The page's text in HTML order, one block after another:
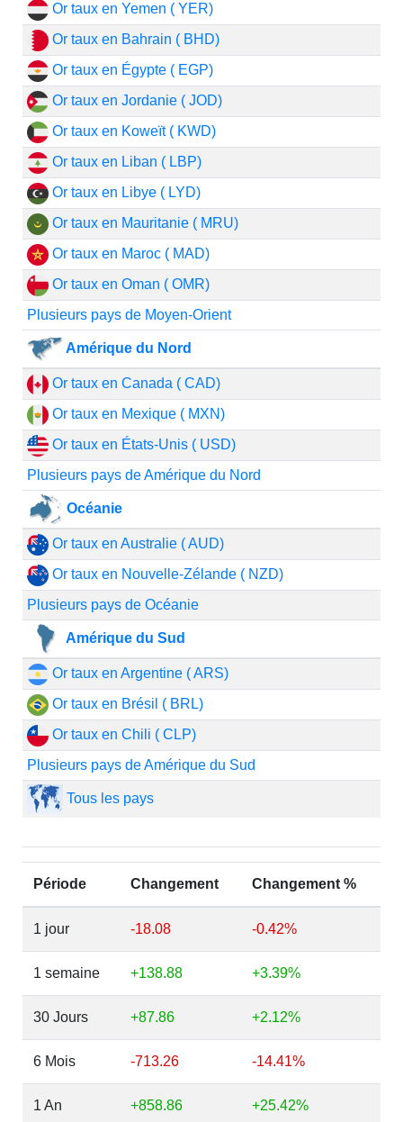
Or taux en Yemen ( YER)
Or taux en Bahrain ( BHD)
Or taux en Égypte ( EGP)
Or taux en Jordanie ( JOD)
Or taux en Koweït ( KWD)
Or taux en Liban ( LBP)
Or taux en Libye ( LYD)
Or taux en Mauritanie ( MRU)
Or taux en Maroc ( MAD)
Or taux en Oman ( OMR)
Plusieurs pays de Moyen-Orient
Amérique du Nord
Or taux en Canada ( CAD)
Or taux en Mexique ( MXN)
Or taux en États-Unis ( USD)
Plusieurs pays de Amérique du Nord
Océanie
Or taux en Australie ( AUD)
Or taux en Nouvelle-Zélande ( NZD)
Plusieurs pays de Océanie
Amérique du Sud
Or taux en Argentine ( ARS)
Or taux en Brésil ( BRL)
Or taux en Chili ( CLP)
Plusieurs pays de Amérique du Sud
Tous les pays
Période Changement Changement %
1 jour -18.08 -0.42%
1 semaine +138.88 +3.39%
30 Jours +87.86 +2.12%
6 Mois -713.26 -14.41%
1 An +858.86 +25.42%